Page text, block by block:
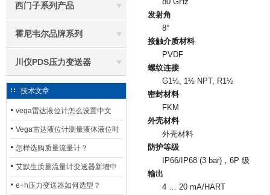
西门子系列产品
霍尼韦尔品牌系列
川仪PDS压力变送器
技术文章
vega雷达液位计怎么设置中文
Vega雷达液位计测量液体液位时
应如何选型？
怎样选购质量流量计？
艾默生质量流量计变送器新增中
文显示选项，操作更便捷
e+h压力变送器如何选型？
发射角
8°
接触介质材料
PVDF
螺纹连接
G1½, 1½ NPT, R1½
密封材料
FKM
外壳材料
外壳材料
防护等级
IP66/IP68 (3 bar)，6P 级
输出
4 … 20 mA/HART